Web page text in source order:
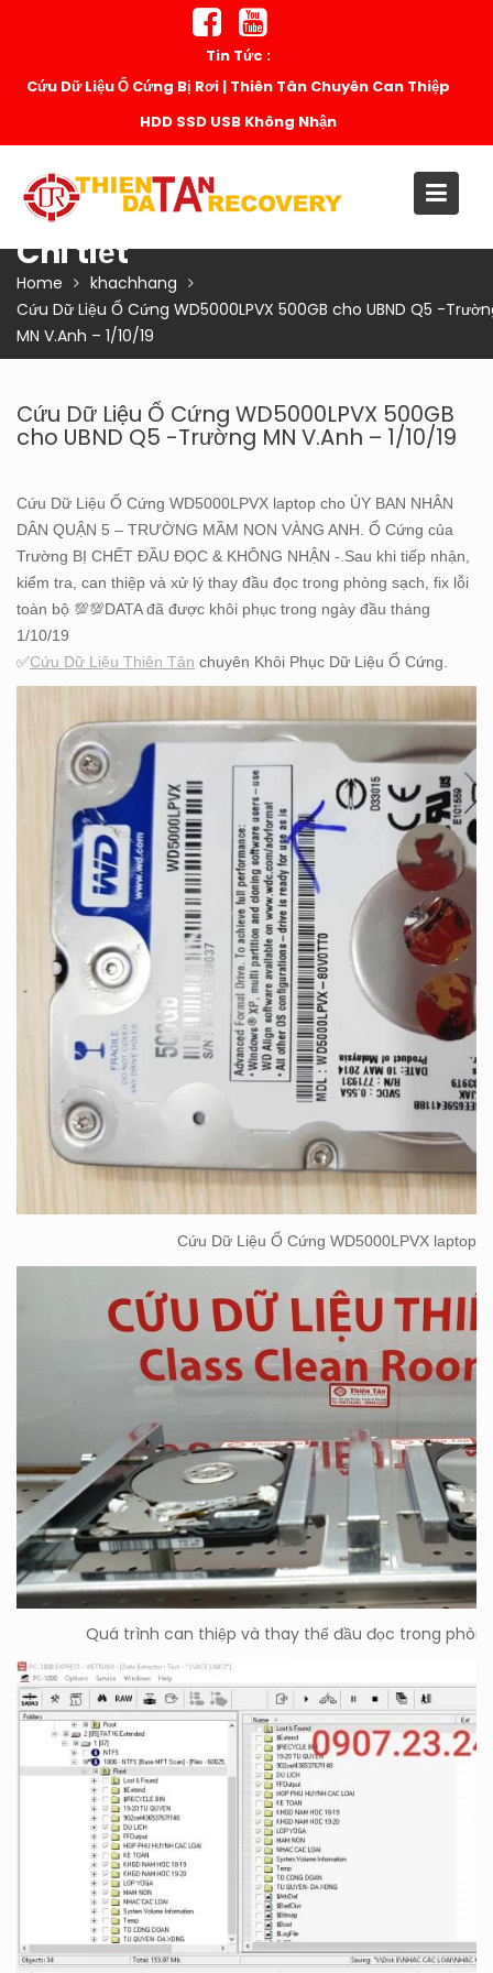
Tin Tức :
Cứu Dữ Liệu Ổ Cứng Bị Rơi | Thiên Tân Chuyên Can Thiệp
HDD SSD USB Không Nhận
Chi tiết
Home
khachhang
Cứu Dữ Liệu Ổ Cứng WD5000LPVX 500GB cho UBND Q5 -
MN V.Anh – 1/10/19
Cứu Dữ Liệu Ổ Cứng WD5000LPVX 500GB
cho UBND Q5 -Trường MN V.Anh – 1/10/19
Cứu Dữ Liệu Ổ Cứng WD5000LPVX laptop cho ỦY BAN NHÂN
DÂN QUẬN 5 – TRƯỜNG MẦM NON VÀNG ANH. Ổ Cứng của
Trường BỊ CHẾT ĐẦU ĐỌC & KHÔNG NHẬN -.Sau khi tiếp nhận,
kiểm tra, can thiệp và xử lý thay đầu đọc trong phòng sạch, fix lỗi
toàn bộ 💯💯DATA đã được khôi phục trong ngày đầu tháng
1/10/19
✅Cứu Dữ Liệu Thiên Tân chuyên Khôi Phục Dữ Liệu Ổ Cứng.
Cứu Dữ Liệu Ổ Cứng WD5000LPVX laptop
Quá trình can thiệp và thay thế đầu đọc trong